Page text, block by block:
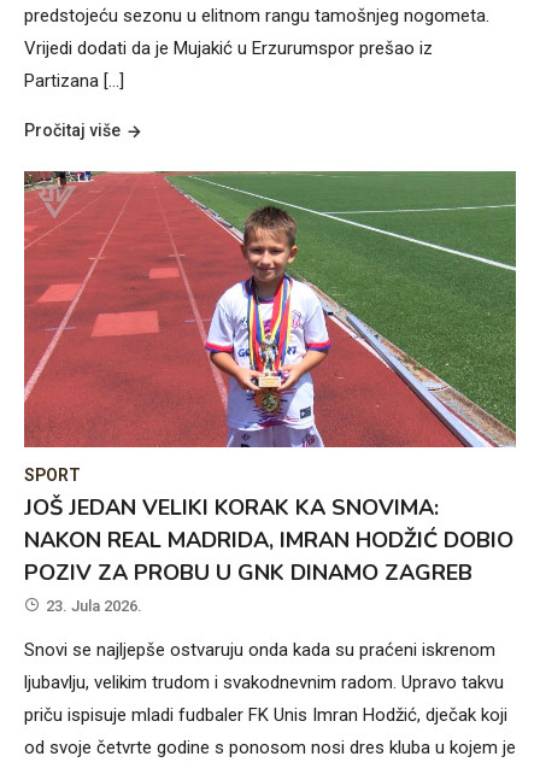
predstojeću sezonu u elitnom rangu tamošnjeg nogometa.
Vrijedi dodati da je Mujakić u Erzurumspor prešao iz
Partizana […]
Pročitaj više
SPORT
JOŠ JEDAN VELIKI KORAK KA SNOVIMA:
NAKON REAL MADRIDA, IMRAN HODŽIĆ DOBIO
POZIV ZA PROBU U GNK DINAMO ZAGREB
23. Jula 2026.
Snovi se najljepše ostvaruju onda kada su praćeni iskrenom
ljubavlju, velikim trudom i svakodnevnim radom. Upravo takvu
priču ispisuje mladi fudbaler FK Unis Imran Hodžić, dječak koji
od svoje četvrte godine s ponosom nosi dres kluba u kojem je